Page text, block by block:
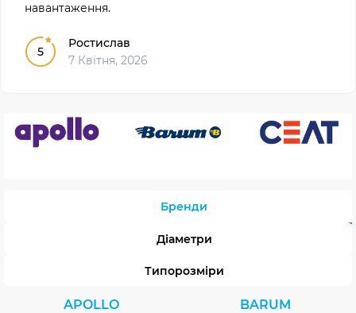
навантаження.
5
Ростислав
7 Квітня, 2026
Бренди
Діаметри
Типорозміри
APOLLO BARUM